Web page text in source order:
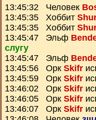
13:45:32 Человек
13:45:35 Хоббит
13:45:35 Хоббит
13:45:47 Эльф
слугу
13:45:47 Эльф
13:45:56 Орк Skifr
13:45:59 Орк Skifr
13:46:02 Орк Skifr
13:46:05 Орк Skifr
13:46:07 Орк Skifr